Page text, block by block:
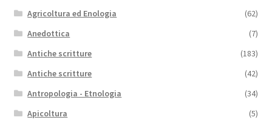
Agricoltura ed Enologia
(62)
Anedottica
(7)
Antiche scritture
(183)
Antiche scritture
(42)
Antropologia - Etnologia
(34)
Apicoltura
(5)